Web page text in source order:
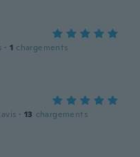
· 1 chargements
avis · 13 chargements